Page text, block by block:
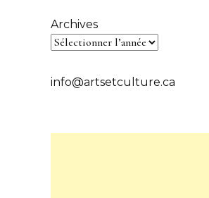
Archives
info@artsetculture.ca